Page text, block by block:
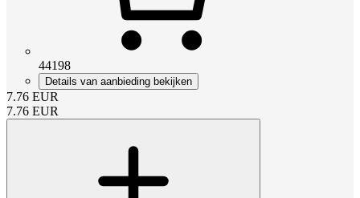
44198
Details van aanbieding bekijken
7.76 EUR
7.76 EUR